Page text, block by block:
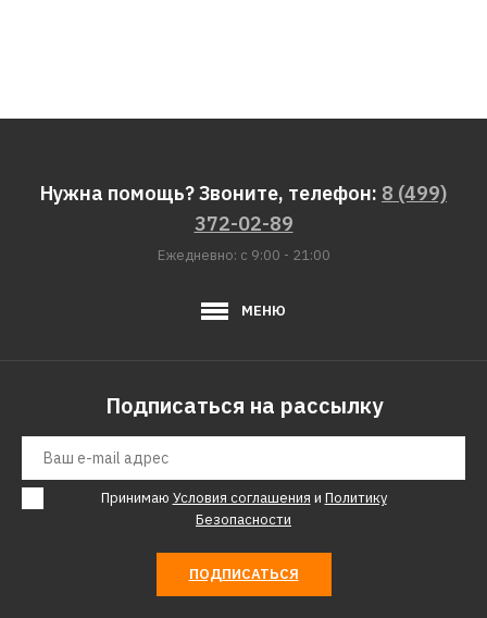
Нужна помощь? Звоните, телефон: 8 (499)
372-02-89
Ежедневно: с 9:00 - 21:00
МЕНЮ
Подписаться на рассылку
Принимаю Условия соглашения и Политику
Безопасности
ПОДПИСАТЬСЯ